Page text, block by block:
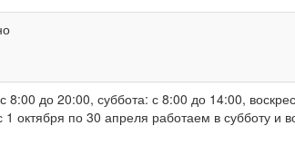
8:00 до 20:00, суббота: с 8:00 до 14:00,
1 октября по 30 апреля работаем в субботу и